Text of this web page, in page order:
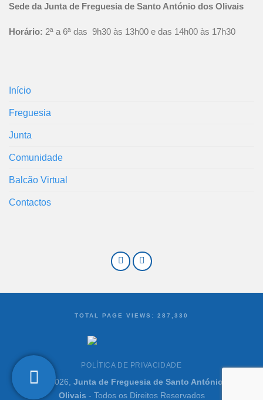
Sede da Junta de Freguesia de Santo António dos Olivais
Horário: 2ª a 6ª das 9h30 às 13h00 e das 14h00 às 17h30
Início
Freguesia
Junta
Comunidade
Balcão Virtual
Contactos
TOTAL PAGE VIEWS: 287,330
POLÍTICA DE PRIVACIDADE
©2021-2026, Junta de Freguesia de Santo António dos
Olivais - Todos os Direitos Reservados